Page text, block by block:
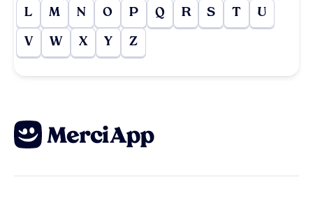
L M N O P Q R S T U
V W X Y Z